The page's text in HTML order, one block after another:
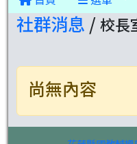
社群消息 /校長
尚無內容